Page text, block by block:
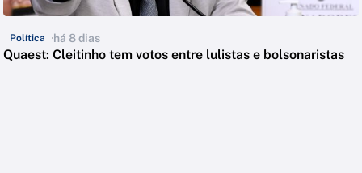
Política há 8 dias
Quaest: Cleitinho tem votos entre lulistas e bolsonaristas